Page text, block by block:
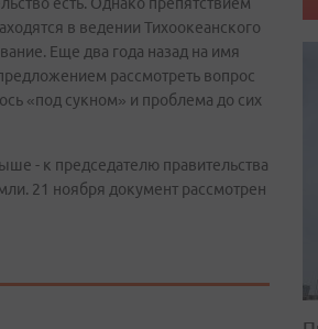
в ведении Тихоокеанского
Еще два года назад на имя
рассмотреть вопрос
«под сукном» и проблема до сих
- к председателю правительства
21 ноября документ рассмотрен